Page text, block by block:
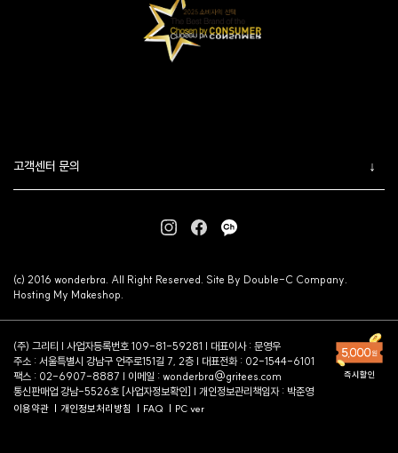
고객센터 문의
(c) 2016 wonderbra. All Right Reserved. Site By Double-C Company.
Hosting My Makeshop.
(주) 그리티 | 사업자등록번호 109-81-59281 | 대표이사 : 문영우
주소 : 서울특별시 강남구 언주로151길 7, 2층 | 대표전화 : 02-1544-6101
팩스 : 02-6907-8887 | 이메일 : wonderbra@gritees.com
통신판매업 강남-5526호 [사업자정보확인] | 개인정보관리책임자 : 박준영
이용약관 개인정보처리방침 FAQ PC ver